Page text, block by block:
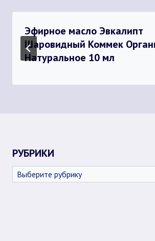
Эфирное масло Эвкалипт
Шаровидный Коммек
Натуральное 10 мл
РУБРИКИ
Рубрики